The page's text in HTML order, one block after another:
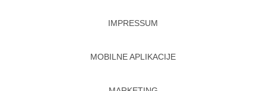
IMPRESSUM
MOBILNE APLIKACIJE